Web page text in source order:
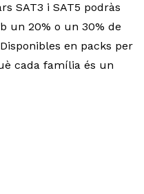
SAT3 i SAT5 podràs
un 20% o un 30% de
en packs per
cada família és un